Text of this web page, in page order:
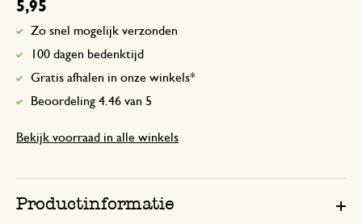
5,95
Zo snel mogelijk verzonden
100 dagen bedenktijd
Gratis afhalen in onze winkels*
Beoordeling 4.46 van 5
Bekijk voorraad in alle winkels
Productinformatie